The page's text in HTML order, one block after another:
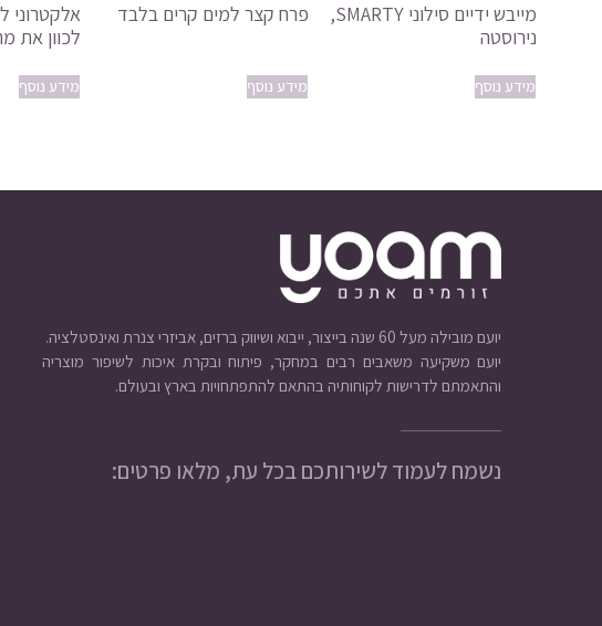
מייבש ידיים סילוני SMARTY,
נירוסטה
מידע נוסף
פרח קצר למים קרים בלבד
מידע נוסף
אלקטרוני
לכוון את
מידע נוסף
יועם מובילה מעל 60 שנה בייצור, ייבוא ושיווק ברזים, אביזרי צנרת ואינסטלציה.
יועם משקיעה משאבים רבים במחקר, פיתוח ובקרת איכות לשיפור מוצריה
והתאמתם לדרישות לקוחותיה בהתאם להתפתחויות בארץ ובעולם.
נשמח לעמוד לשירותכם בכל עת, מלאו פרטים: